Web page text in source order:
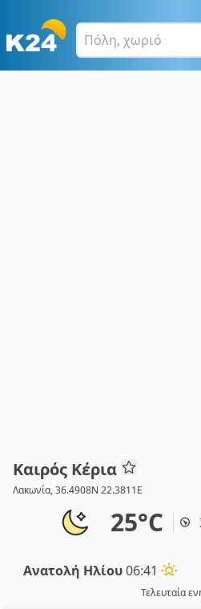
Καιρός Κέρια
Λακωνία, 36.4908N 22.3811E
25°C
Ανατολή Ηλίου06:41
Τελευταία